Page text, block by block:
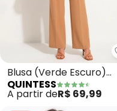
Blusa (Verde Escuro)
com Mangas Curtas
QUINTESS
A partir deR$ 69,99